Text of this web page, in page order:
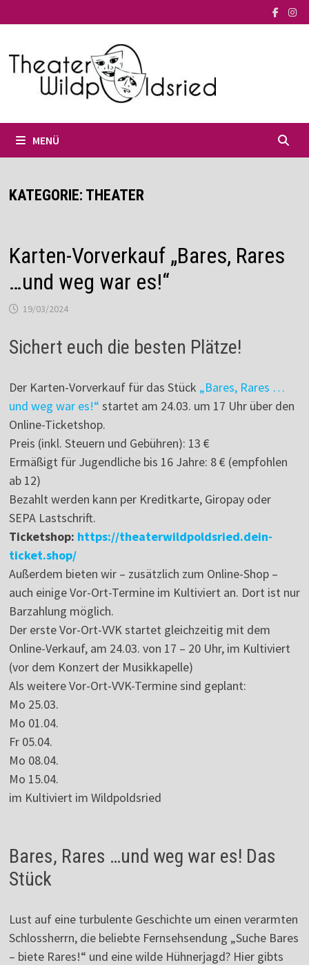
Inhalt
MENÜ
KATEGORIE: THEATER
Karten-Vorverkauf „Bares, Rares
…und weg war es!“
19/03/2024
Sichert euch die besten Plätze!
Der Karten-Vorverkauf für das Stück „Bares, Rares …
und weg war es!“ startet am 24.03. um 17 Uhr über den
Online-Ticketshop.
Preis (inkl. Steuern und Gebühren): 13 €
Ermäßigt für Jugendliche bis 16 Jahre: 8 € (empfohlen
ab 12)
Bezahlt werden kann per Kreditkarte, Giropay oder
SEPA Lastschrift.
Ticketshop: https://theaterwildpoldsried.dein-
ticket.shop/
Außerdem bieten wir – zusätzlich zum Online-Shop –
auch einige Vor-Ort-Termine im Kultiviert an. Dort ist nur
Barzahlung möglich.
Der erste Vor-Ort-VVK startet gleichzeitig mit dem
Online-Verkauf, am 24.03. von 17 – 20 Uhr, im Kultiviert
(vor dem Konzert der Musikkapelle)
Als weitere Vor-Ort-VVK-Termine sind geplant:
Mo 25.03.
Mo 01.04.
Fr 05.04.
Mo 08.04.
Mo 15.04.
im Kultiviert im Wildpoldsried
Bares, Rares …und weg war es! Das
Stück
Lust auf eine turbulente Geschichte um einen verarmten
Schlossherrn, die beliebte Fernsehsendung „Suche Bares
– biete Rares!“ und eine wilde Hühnerjagd? Hier gibts